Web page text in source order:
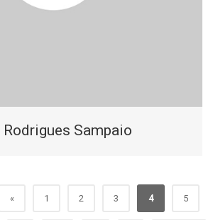
Sampaio
« 1 2 3 4 5